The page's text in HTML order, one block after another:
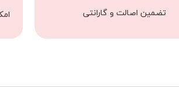
تضمین اصالت و گارانتی